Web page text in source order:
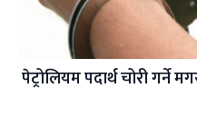
पेट्रोलियम पदार्थ चोरी गर्ने